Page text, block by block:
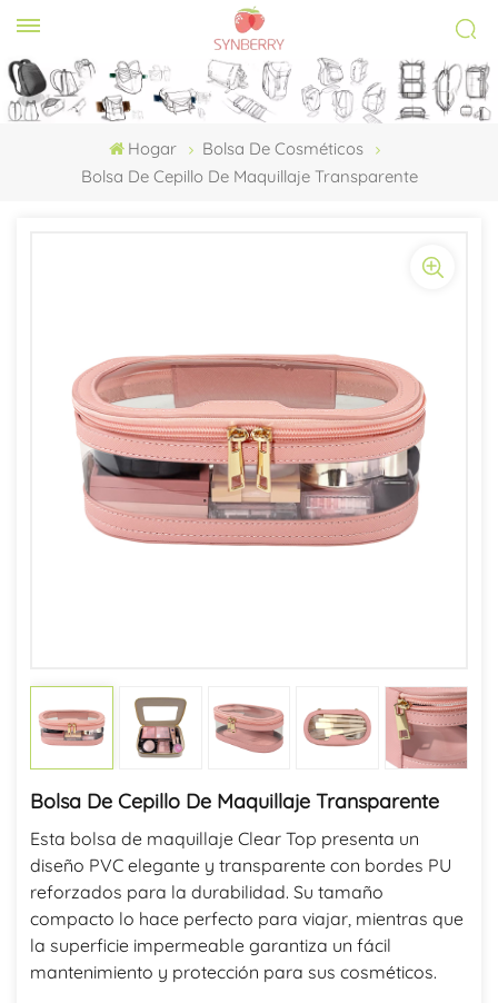
Hogar
Bolsa De Cosméticos
Bolsa De Cepillo De Maquillaje Transparente
Bolsa De Cepillo De Maquillaje Transparente
Esta bolsa de maquillaje Clear Top presenta un
diseño PVC elegante y transparente con bordes PU
reforzados para la durabilidad. Su tamaño
compacto lo hace perfecto para viajar, mientras que
la superficie impermeable garantiza un fácil
mantenimiento y protección para sus cosméticos.